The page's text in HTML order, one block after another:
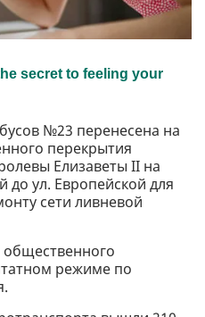
№23 перенесена на
перекрытия
Елизаветы II на
до ул. Европейской для
сети ливневой
режиме по